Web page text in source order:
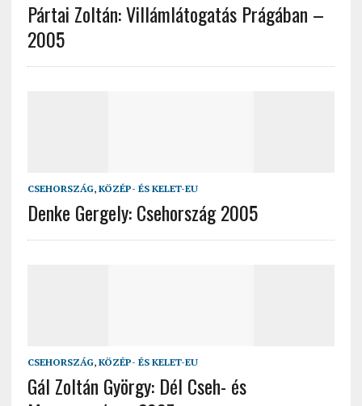
Pártai Zoltán: Villámlátogatás Prágában –
2005
CSEHORSZÁG, KÖZÉP- ÉS KELET-EU
Denke Gergely: Csehország 2005
CSEHORSZÁG, KÖZÉP- ÉS KELET-EU
Gál Zoltán György: Dél Cseh- és